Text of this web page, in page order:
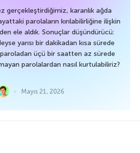
gerçekleştirdiğimiz, karanlık ağda
parolaların kırılabilirliğine ilişkin
ele aldık. Sonuçlar düşündürücü:
yarısı bir dakikadan kısa sürede
paroladan üçü bir saatten az sürede
parolalardan nasıl kurtulabiliriz?
Mayıs 21, 2026